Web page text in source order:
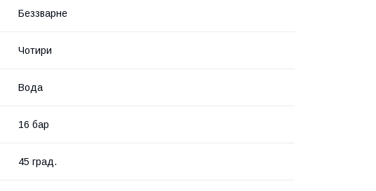
Беззварне
Чотири
Вода
16 бар
45 град.